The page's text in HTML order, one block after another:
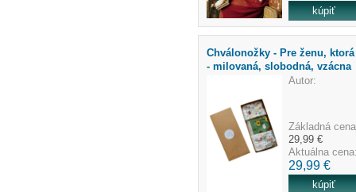
Chválonožky - Pre ženu,
- milovaná, slobodná, vzácna
Autor:
Základná
29,99 €
Aktuálna
29,99 €